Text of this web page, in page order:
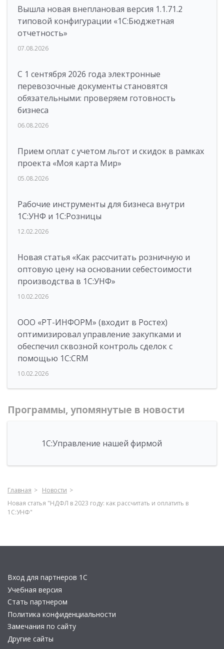
Вышла новая внеплановая версия 1.1.71.2
типовой конфигурации «1C:Бюджетная
отчетность»
07.08.2026
С 1 сентября 2026 года электронные
перевозочные документы становятся
обязательными: проверяем готовность
бизнеса
06.08.2026
Прием оплат с учетом льгот и скидок в рамках
проекта «Моя карта Мир»
05.08.2026
Рабочие инструменты для бизнеса внутри
1С:УНФ и 1С:Розницы
12.02.2026
Новая статья «Как рассчитать розничную и
оптовую цену на основании себестоимости
производства в 1С:УНФ»
10.02.2026
ООО «РТ-ИНФОРМ» (входит в Ростех)
оптимизировал управление закупками и
обеспечил сквозной контроль сделок с
помощью 1С:CRM
10.02.2026
Программы, упомянутые в новости
1С:Управление нашей фирмой
Главная
Новости
Новая статья "НДФЛ в 2023 году: как рассчитать и оплатить в
1С:УНФ"
Вход для партнеров 1С
Учебная версия
Стать партнером
Политика конфиденциальности
Замечания по сайту
Другие сайты